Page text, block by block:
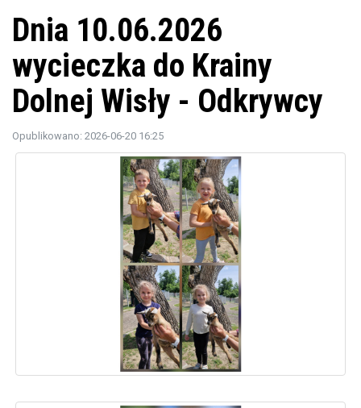
Dnia 10.06.2026
wycieczka do Krainy
Dolnej Wisły - Odkrywcy
Opublikowano: 2026-06-20 16:25